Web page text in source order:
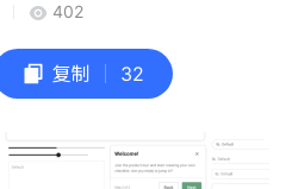
402
复制 32